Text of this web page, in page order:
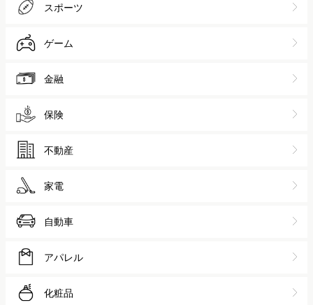
スポーツ
ゲーム
金融
保険
不動産
家電
自動車
アパレル
化粧品